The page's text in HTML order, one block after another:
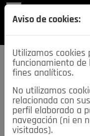
SECCIONES
Aviso de cookies:
Utilizamos cookies
funcionamiento de
fines analíticos.
No utilizamos
relacionada con
perfil elaborado a
navegación (ni en
visitados).